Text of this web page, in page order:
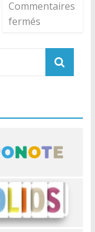
Commentaires
fermés